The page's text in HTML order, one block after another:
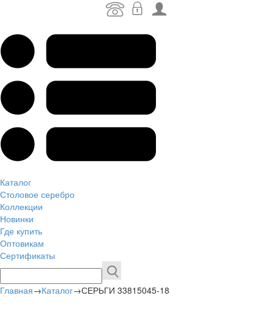
Каталог
Столовое серебро
Коллекции
Новинки
Где купить
Оптовикам
Сертификаты
Главная→Каталог→СЕРЬГИ 33815045-18